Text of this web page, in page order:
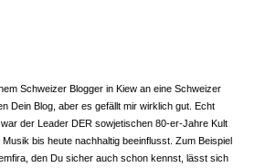
Schweizer Blogger in Kiew an eine Schweizer
Dein Blog, aber es gefällt mir wirklich gut. Echt
der Leader DER sowjetischen 80-er-Jahre Kult
bis heute nachhaltig beeinflusst. Zum Beispiel
den Du sicher auch schon kennst, lässt sich